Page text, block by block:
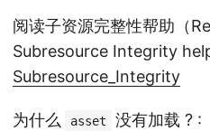
阅读子资源完整性帮助（
Subresource Integrity
Subresource_Integrity
为什么 asset
没有加载 ? :